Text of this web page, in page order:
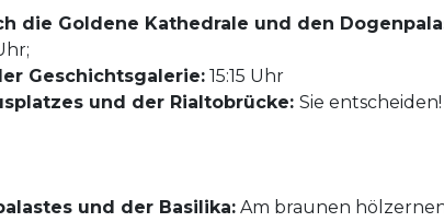
die Goldene Kathedrale und den
Geschichtsgalerie: 15:15 Uhr
und der Rialtobrücke: Sie
und der Basilika: Am braunen